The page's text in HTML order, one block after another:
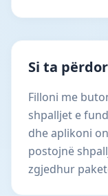
Si ta
Filloni me
shpalljet e
dhe aplikoni
postojnë
zgjedhur